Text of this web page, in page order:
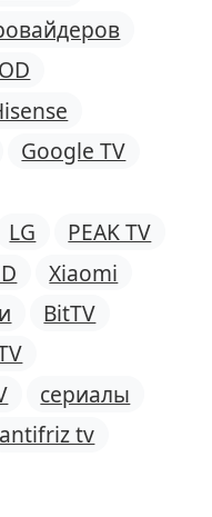
Google TV
LG
PEAK TV
Xiaomi
BitTV
сериалы
antifriz tv